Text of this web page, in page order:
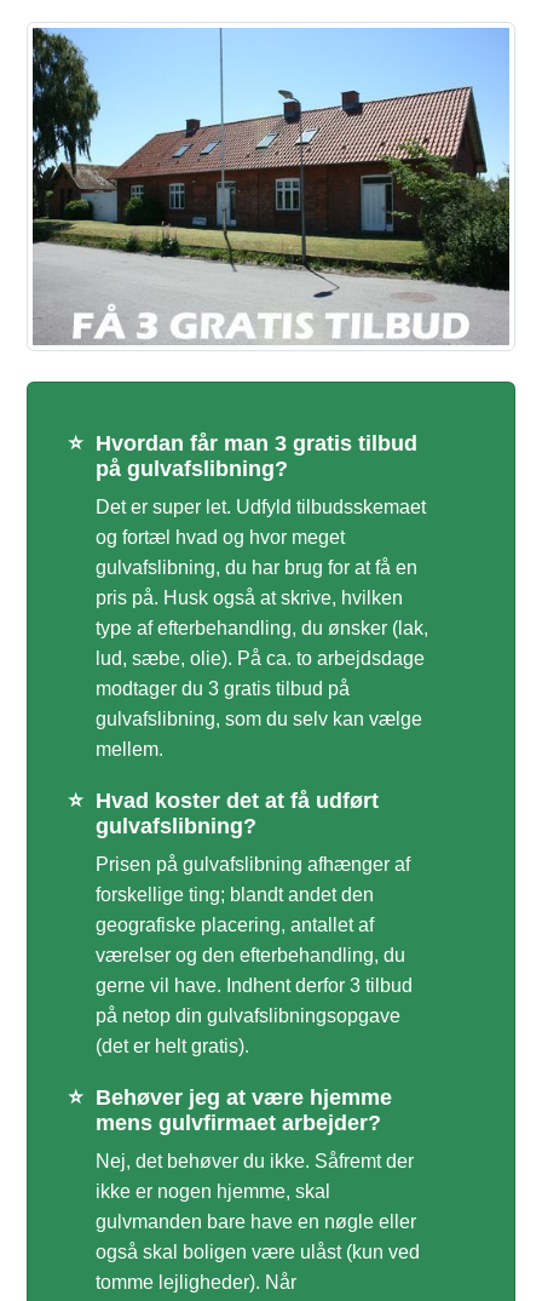
⭐ Hvordan får man 3 gratis tilbud
på gulvafslibning?
Det er super let. Udfyld tilbudsskemaet
og fortæl hvad og hvor meget
gulvafslibning, du har brug for at få en
pris på. Husk også at skrive, hvilken
type af efterbehandling, du ønsker (lak,
lud, sæbe, olie). På ca. to arbejdsdage
modtager du 3 gratis tilbud på
gulvafslibning, som du selv kan vælge
mellem.
⭐ Hvad koster det at få udført
gulvafslibning?
Prisen på gulvafslibning afhænger af
forskellige ting; blandt andet den
geografiske placering, antallet af
værelser og den efterbehandling, du
gerne vil have. Indhent derfor 3 tilbud
på netop din gulvafslibningsopgave
(det er helt gratis).
⭐ Behøver jeg at være hjemme
mens gulvfirmaet arbejder?
Nej, det behøver du ikke. Såfremt der
ikke er nogen hjemme, skal
gulvmanden bare have en nøgle eller
også skal boligen være ulåst (kun ved
tomme lejligheder). Når